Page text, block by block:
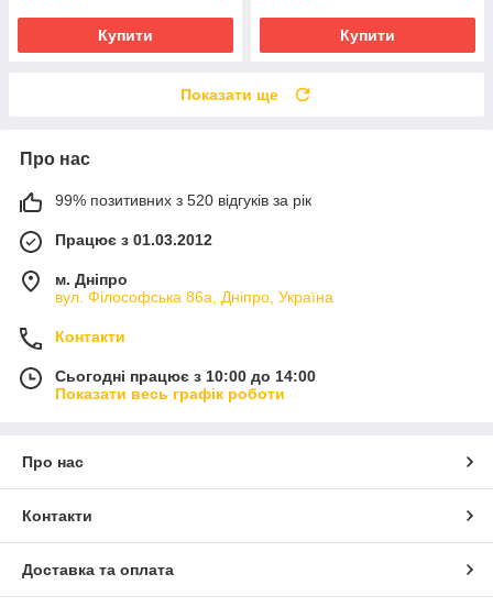
Купити Купити
Показати ще
Про нас
99% позитивних з 520 відгуків за рік
Працює з 01.03.2012
м. Дніпро
вул. Філософська 86а, Дніпро, Україна
Контакти
Сьогодні працює з 10:00 до 14:00
Показати весь графік роботи
Про нас
Контакти
Доставка та оплата